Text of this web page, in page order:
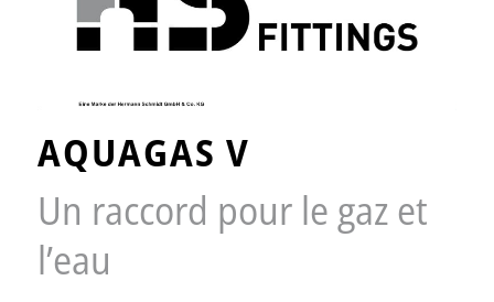
AQUAGAS V
Un raccord pour le gaz et
l’eau